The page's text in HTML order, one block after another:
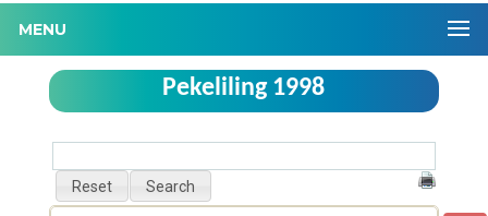
MENU
Pekeliling 1998